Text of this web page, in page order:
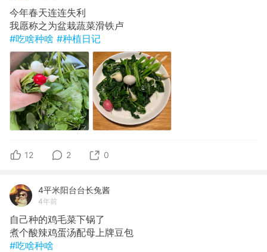
今年春天连连失利
我愿称之为盆栽蔬菜滑铁卢
#吃啥种啥 #种植日记
12 2 0
4平米阳台台长兔酱
4年前
自己种的鸡毛菜下锅了
煮个酸辣鸡蛋汤配母上牌豆包
#吃啥种啥